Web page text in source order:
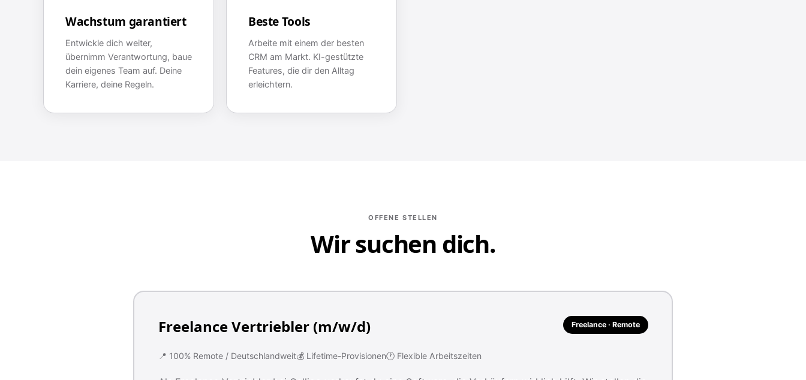
Wachstum garantiert
Entwickle dich weiter,
übernimm Verantwortung, baue
dein eigenes Team auf. Deine
Karriere, deine Regeln.
Beste Tools
Arbeite mit einem der besten
CRM am Markt. KI-gestützte
Features, die dir den Alltag
erleichtern.
OFFENE STELLEN
Wir suchen dich.
Freelance Vertriebler (m/w/d) Freelance · Remote
📍 100% Remote / Deutschlandweit💰 Lifetime-Provisionen🕐 Flexible Arbeitszeiten